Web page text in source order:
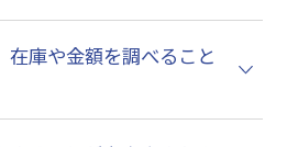
在庫や金額を調べること